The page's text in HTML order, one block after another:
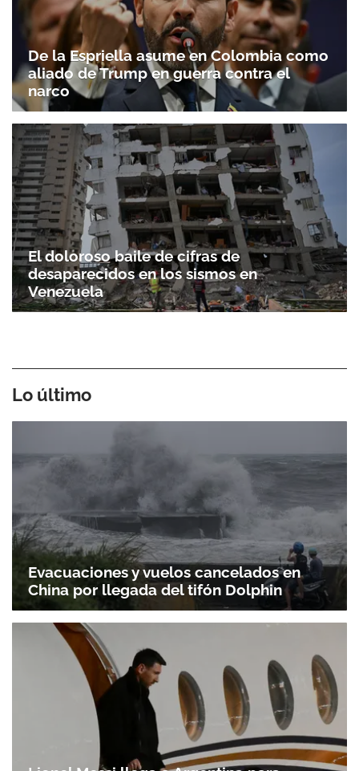
De la Espriella asume en Colombia como
aliado de Trump en guerra contra el
narco
El doloroso baile de cifras de
desaparecidos en los sismos en
Venezuela
Lo último
Evacuaciones y vuelos cancelados en
China por llegada del tifón Dolphin